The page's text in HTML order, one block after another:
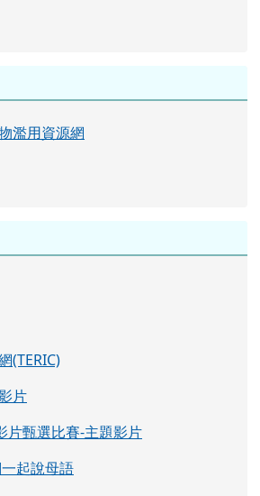
濫用資源網
(TERIC)
片
片甄選比賽-主題影片
起說母語